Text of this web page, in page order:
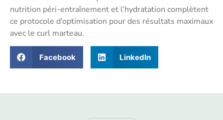
nutrition péri-entraînement et l’hydratation complètent
ce protocole d’optimisation pour des résultats maximaux
avec le curl marteau.
Facebook LinkedIn